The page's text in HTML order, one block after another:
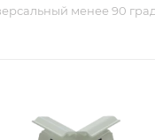
менее 90 град